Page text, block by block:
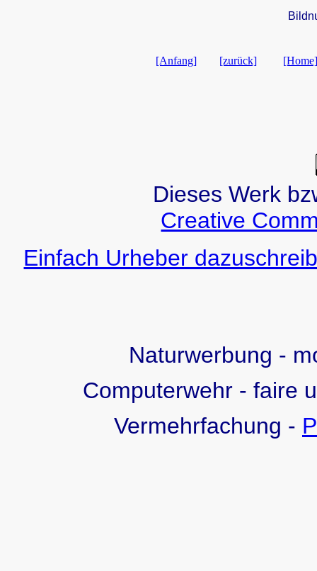
[Anfang] [zurück] [Home]
Dieses Werk
Creative
Einfach Urheber
Naturwerbung -
Computerwehr - faire
Vermehrfachung -